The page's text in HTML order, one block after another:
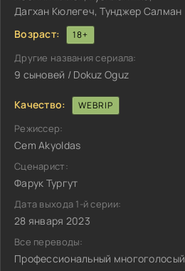
Дагхан Кюлегеч, Тунджер Салман
Возраст:
18+
Другие названия сериала:
9 сыновей / Dokuz Oguz
Качество: WEBRIP
Режиссер:
Cem Akyoldas
Сценарист:
Фарук Тургут
Дата выхода 1-й серии:
28 января 2023
Все переводы:
Профессиональный многоголосый